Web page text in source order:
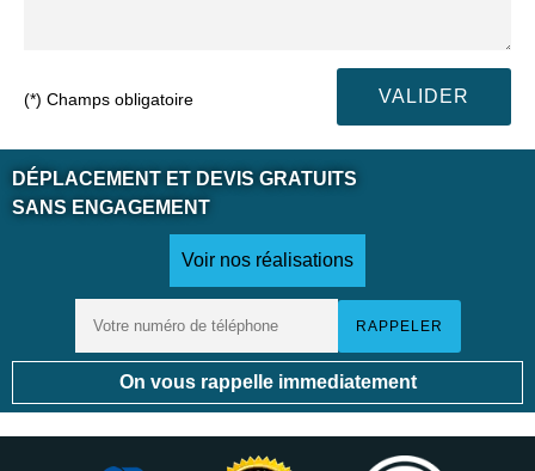
(*) Champs obligatoire
DÉPLACEMENT ET DEVIS GRATUITS
SANS ENGAGEMENT
Voir nos réalisations
On vous rappelle immediatement